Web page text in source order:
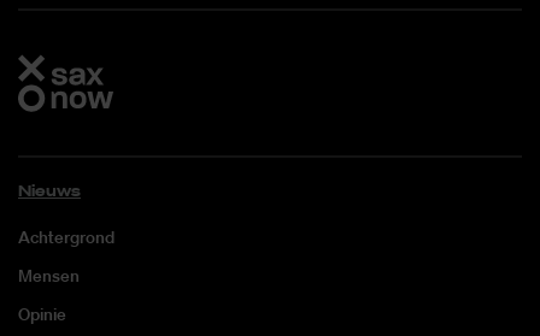
Nieuws
Achtergrond
Mensen
Opinie